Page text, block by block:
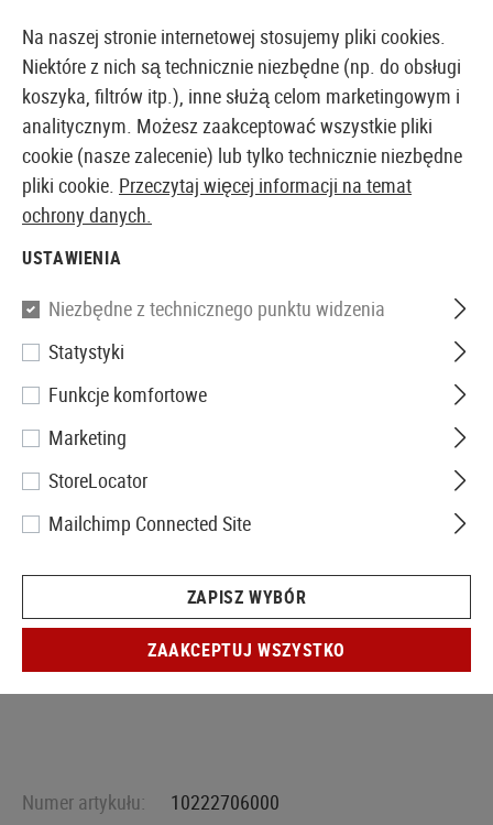
EUROPEJSKI AIRSOFT SKLEP I HURTOWNIA
Strona główna
CM16 Raider L 0.5J
Numer artykułu:
10222706000
Na naszej stronie internetowej stosujemy pliki cookies.
Niektóre z nich są technicznie niezbędne (np. do obsługi
koszyka, filtrów itp.), inne służą celom marketingowym i
analitycznym. Możesz zaakceptować wszystkie pliki
cookie (nasze zalecenie) lub tylko technicznie niezbędne
pliki cookie. Przeczytaj więcej informacji na temat
ochrony danych.
USTAWIENIA
Niezbędne z technicznego punktu widzenia
Statystyki
Funkcje komfortowe
Marketing
StoreLocator
Mailchimp Connected Site
ZAPISZ WYBÓR
ZAAKCEPTUJ WSZYSTKO